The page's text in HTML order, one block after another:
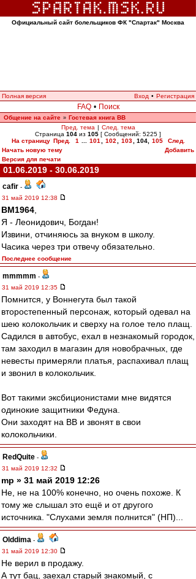
Официальный сайт болельщиков ФК "Спартак" Москва
Полная версия Вход • Регистрация
FAQ • Поиск
Общение на сайте » Гостевая книга ВВ
Пред. тема | След. тема
Страница 104 из 105 [ Сообщений: 5225 ]
На страницу Пред. 1 101 102 103 104, 105
След.
Начать новую тему
Добавить
Версия для печати
01.06.2019 - 30.06.2019
cafir -
31 май 2019 12:38
BM1964
Я - Леонидович, Богдан!
Извини, отчиняюсь за внуком в школу.
Часика через три отвечу обязательно.
Последнее сообщение
mmmmm -
31 май 2019 12:35
Помнится, у Воннегута был такой
второстепенный персонаж, который одевал на
шею колокольчик и сверху на голое тело плащ.
Садился в автобус, ехал в незнакомый городок,
там заходил в магазин для новобрачных, где
невесты примеряли платья, распахивал плащ
и звонил в колокольчик.
Вот такими эксбиционистами мне видятся
одинокие защитники Федуна.
Они заходят на ВВ и звонят в свои
колокольчики.
RedQuite -
31 май 2019 12:32
mp » 31 май 2019 12:26
Не, не на 100% конечно, но очень похоже. К
тому же слышал это ещё и от другого
источника. "Слухами земля полнится" (НП)...
Olddima -
31 май 2019 12:30
Не верил в продажу.
А тут бац, заехал старый знакомый, с